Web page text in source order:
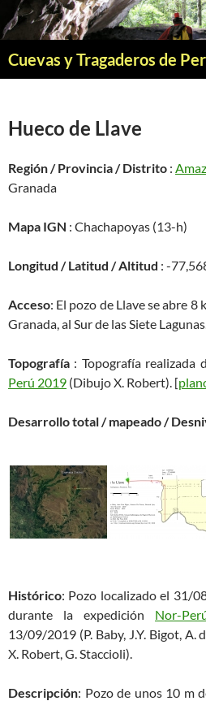
Saltar
al
Cuevas y Tragaderos de
Hueco de Llave
Región / Provincia / Distrito :
Granada
Mapa IGN : Chachapoyas (13-h)
Longitud / Latitud / Altitud : -
Acceso: El pozo de Llave se abre
Granada, al Sur de las Siete
Topografía : Topografía realizada
Perú 2019 (Dibujo X. Robert). [
Desarrollo total / mapeado /
Histórico: Pozo localizado el 31/
durante la expedición Nor-
13/09/2019 (P. Baby, J.Y. Bigot, A.
X. Robert, G. Staccioli).
Descripción: Pozo de unos 10 m